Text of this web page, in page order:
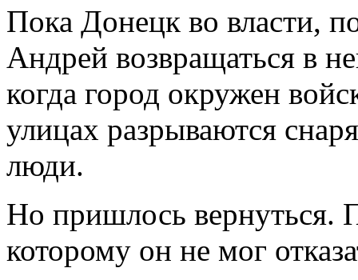
Пока Донецк во власти,
Андрей возвращаться в
когда город окружен
улицах разрываются
люди.
Но пришлось вернуться.
которому он не мог